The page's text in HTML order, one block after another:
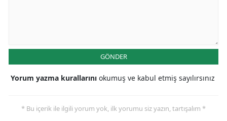
GÖNDER
Yorum yazma kurallarını okumuş ve kabul etmiş sayılırsınız
* Bu içerik ile ilgili yorum yok, ilk yorumu siz yazın, tartışalım *